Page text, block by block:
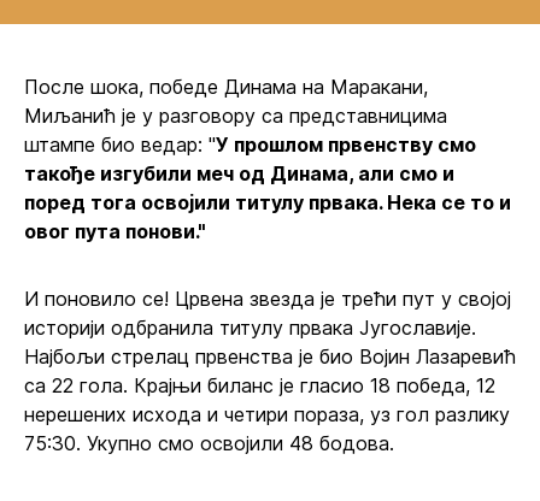
После шока, победе Динама на Маракани,
Миљанић је у разговору са представницима
штампе био ведар: "У прошлом првенству смо
такође изгубили меч од Динама, али смо и
поред тога освојили титулу првака. Нека се то и
овог пута понови."
И поновило се! Црвена звезда је трећи пут у својој
историји одбранила титулу првака Југославије.
Најбољи стрелац првенства је био Војин Лазаревић
са 22 гола. Крајњи биланс је гласио 18 победа, 12
нерешених исхода и четири пораза, уз гол разлику
75:30. Укупно смо освојили 48 бодова.